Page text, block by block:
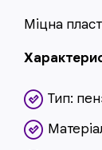
Міцна
Тип: